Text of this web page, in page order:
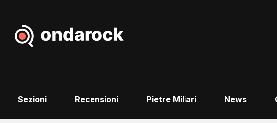
Sezioni Recensioni Pietre Miliari News